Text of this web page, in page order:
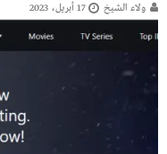
ولاء الشيخ 17 أبريل، 2023